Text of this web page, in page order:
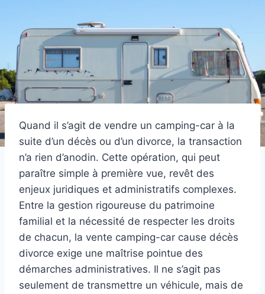
Quand il s’agit de vendre un camping-car à la
suite d’un décès ou d’un divorce, la transaction
n’a rien d’anodin. Cette opération, qui peut
paraître simple à première vue, revêt des
enjeux juridiques et administratifs complexes.
Entre la gestion rigoureuse du patrimoine
familial et la nécessité de respecter les droits
de chacun, la vente camping-car cause décès
divorce exige une maîtrise pointue des
démarches administratives. Il ne s’agit pas
seulement de transmettre un véhicule, mais de